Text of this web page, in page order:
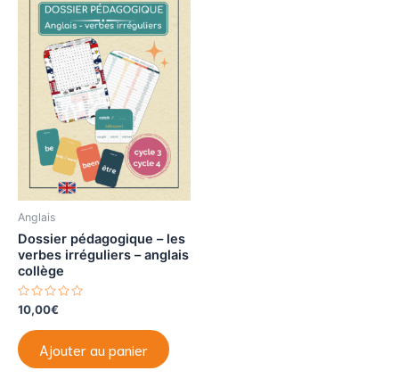
Anglais
Dossier pédagogique – les
verbes irréguliers – anglais
collège
N
o
e
0
s
10,00€
Ajouter au panier